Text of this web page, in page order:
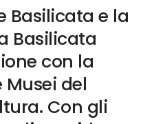
Basilicata e la
Basilicata
con la
Musei del
Con gli